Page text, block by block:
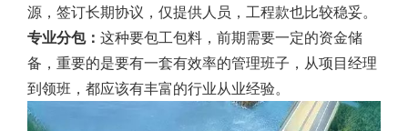
源，签订长期协议，仅提供人员，工程款也比较稳妥。
专业分包： 这种要包工包料，前期需要一定的资金储
备，重要的是要有一套有效率的管理班子，从项目经理
到领班，都应该有丰富的行业从业经验。